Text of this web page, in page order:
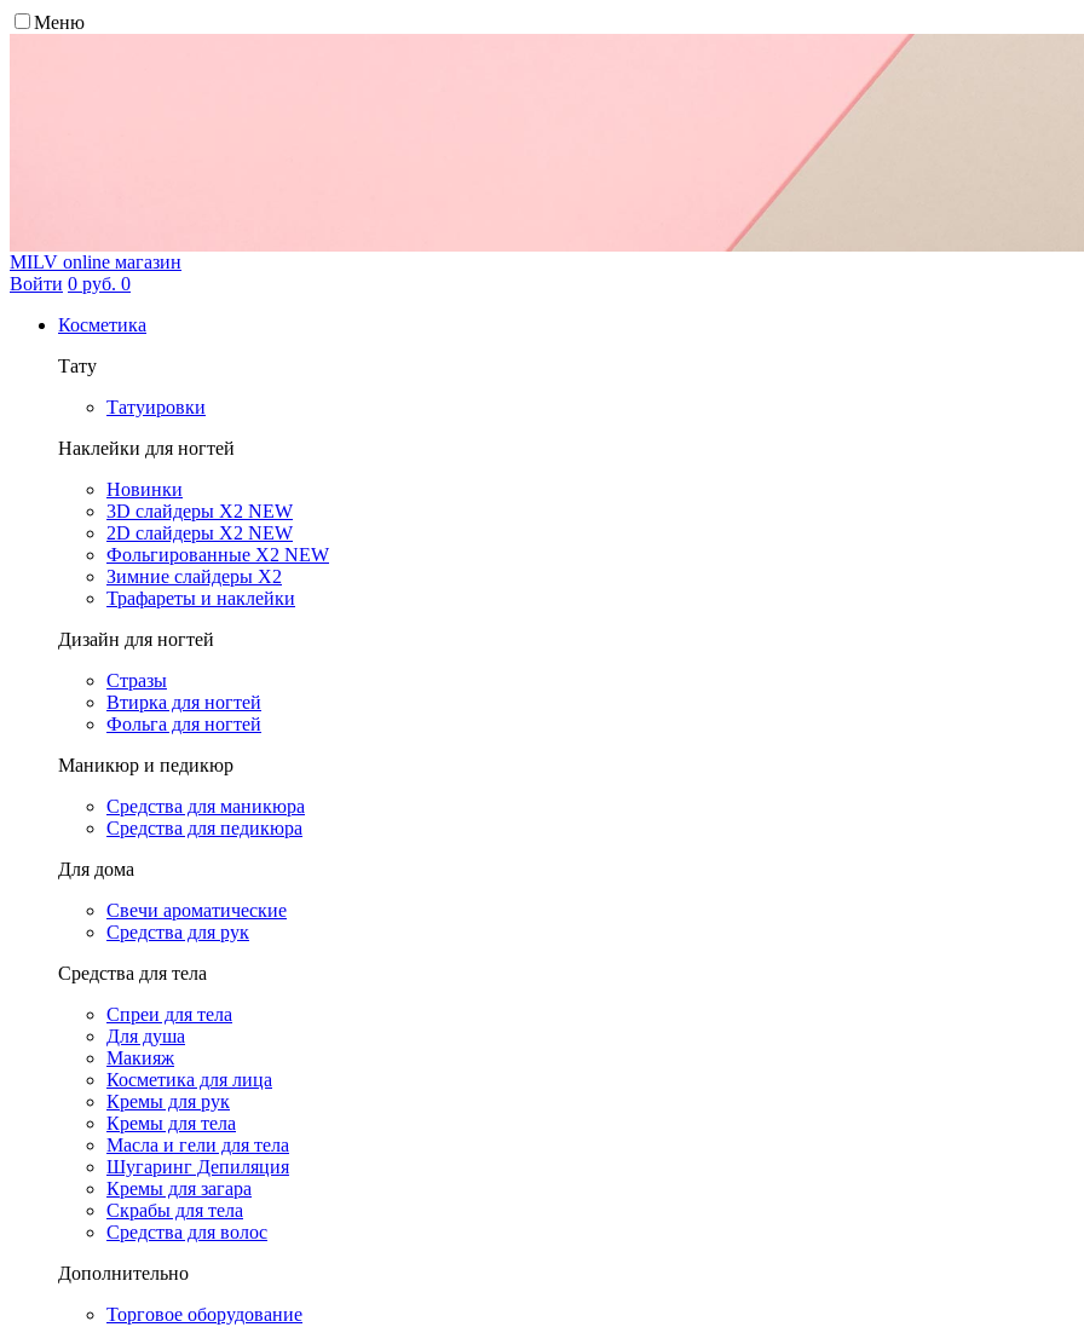
Меню
MILV online магазин
Войти 0 руб. 0
Косметика
Тату
Татуировки
Наклейки для ногтей
Новинки
3D слайдеры X2 NEW
2D слайдеры X2 NEW
Фольгированные X2 NEW
Зимние слайдеры Х2
Трафареты и наклейки
Дизайн для ногтей
Стразы
Втирка для ногтей
Фольга для ногтей
Маникюр и педикюр
Средства для маникюра
Средства для педикюра
Для дома
Свечи ароматические
Средства для рук
Средства для тела
Спреи для тела
Для душа
Макияж
Косметика для лица
Кремы для рук
Кремы для тела
Масла и гели для тела
Шугаринг Депиляция
Кремы для загара
Скрабы для тела
Средства для волос
Дополнительно
Торговое оборудование